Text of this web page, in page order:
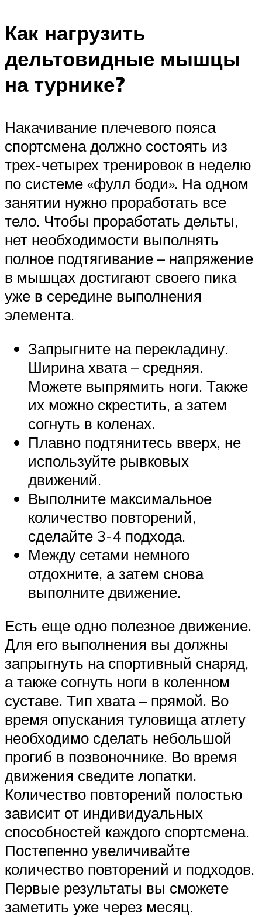
Как нагрузить
дельтовидные мышцы
на турнике?
Накачивание плечевого пояса
спортсмена должно состоять из
трех-четырех тренировок в неделю
по системе «фулл боди». На одном
занятии нужно проработать все
тело. Чтобы проработать дельты,
нет необходимости выполнять
полное подтягивание – напряжение
в мышцах достигают своего пика
уже в середине выполнения
элемента.
Запрыгните на перекладину.
Ширина хвата – средняя.
Можете выпрямить ноги. Также
их можно скрестить, а затем
согнуть в коленах.
Плавно подтянитесь вверх, не
используйте рывковых
движений.
Выполните максимальное
количество повторений,
сделайте 3-4 подхода.
Между сетами немного
отдохните, а затем снова
выполните движение.
Есть еще одно полезное движение.
Для его выполнения вы должны
запрыгнуть на спортивный снаряд,
а также согнуть ноги в коленном
суставе. Тип хвата – прямой. Во
время опускания туловища атлету
необходимо сделать небольшой
прогиб в позвоночнике. Во время
движения сведите лопатки.
Количество повторений полостью
зависит от индивидуальных
способностей каждого спортсмена.
Постепенно увеличивайте
количество повторений и подходов.
Первые результаты вы сможете
заметить уже через месяц.